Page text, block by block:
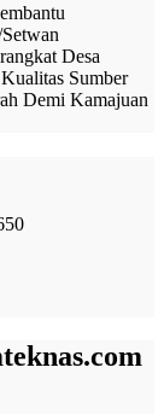
Desa
Sumber
Demi Kamajuan